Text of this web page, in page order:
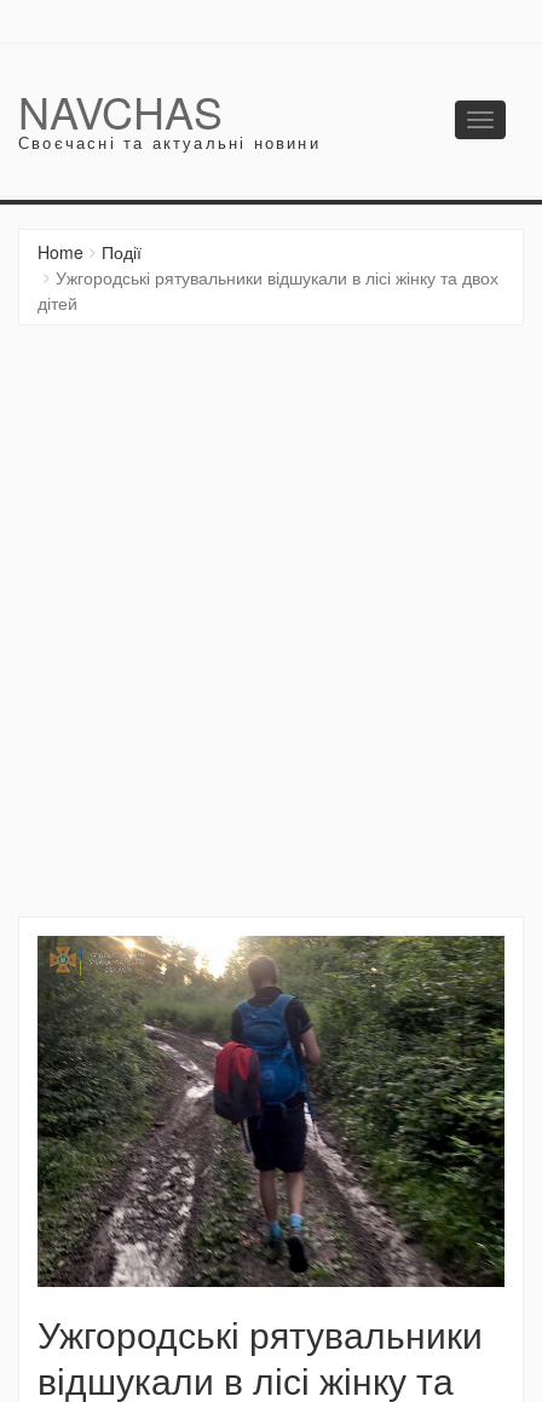
NAVCHAS
Своєчасні та актуальні новини
Toggle
Home
Події
Ужгородські рятувальники відшукали в лісі жінку та двох
дітей
Ужгородські рятувальники
відшукали в лісі жінку та